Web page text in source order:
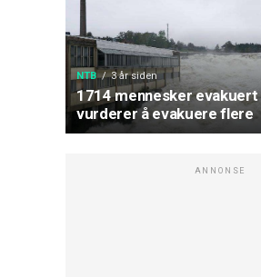
NTB 3 år siden
1714 mennesker evakuert
vurderer å evakuere flere
ANNONSE